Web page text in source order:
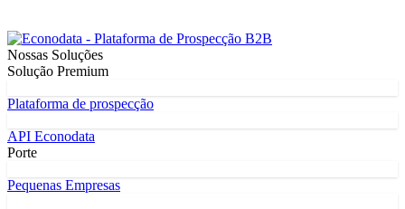
Nossas Soluções
Solução Premium
Plataforma de prospecção
API Econodata
Porte
Pequenas Empresas